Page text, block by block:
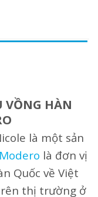
VỒNG HÀN
là một sản
Modero là đơn vị
Quốc về Việt
thị trường ở